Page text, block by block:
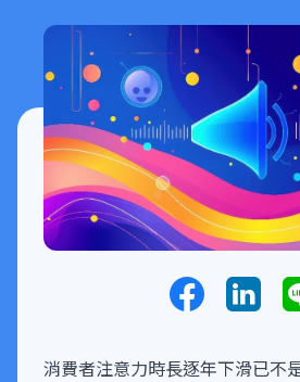
聯絡我們
消費者注意力時長逐年下滑已不